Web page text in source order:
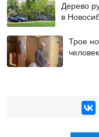
Дерево
в
Трое